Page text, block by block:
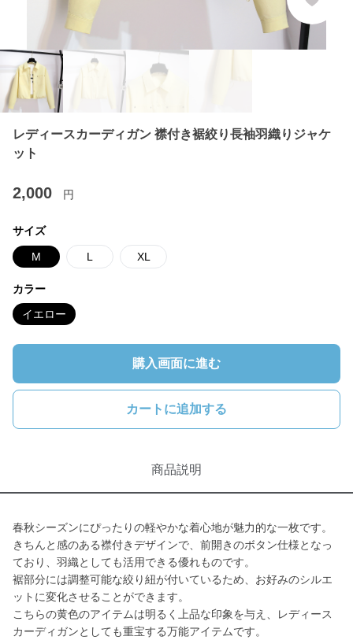
レディースカーディガン 襟付き裾絞り長袖羽織りジャケ
ット
2,000 円
サイズ
M L XL
カラー
イエロー
購入画面に進む
カートに追加する
商品説明
春秋シーズンにぴったりの軽やかな着心地が魅力的な一枚です。
きちんと感のある襟付きデザインで、前開きのボタン仕様となっ
ており、羽織としても活用できる優れものです。
裾部分には調整可能な絞り紐が付いているため、お好みのシルエ
ットに変化させることができます。
こちらの黄色のアイテムは明るく上品な印象を与え、レディース
カーディガンとしても重宝する万能アイテムです。